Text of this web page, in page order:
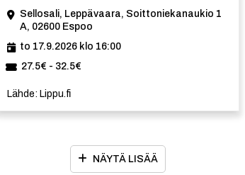
Sellosali, Leppävaara, Soittoniekanaukio 1
A, 02600 Espoo
to 17.9.2026 klo 16:00
27.5€ - 32.5€
Lähde: Lippu.fi
NÄYTÄ LISÄÄ